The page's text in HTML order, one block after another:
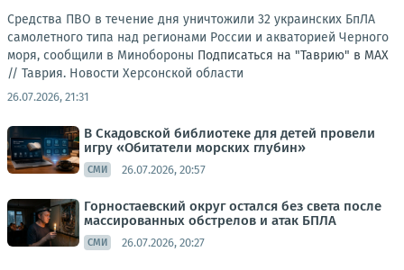
Средства ПВО в течение дня уничтожили 32 украинских БпЛА
самолетного типа над регионами России и акваторией Черного
моря, сообщили в Минобороны Подписаться на "Таврию" в MAX
// Таврия. Новости Херсонской области
26.07.2026, 21:31
В Скадовской библиотеке для детей провели
игру «Обитатели морских глубин»
СМИ 26.07.2026, 20:57
Горностаевский округ остался без света после
массированных обстрелов и атак БПЛА
СМИ 26.07.2026, 20:27